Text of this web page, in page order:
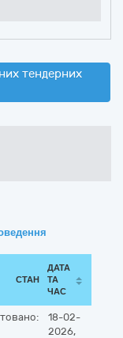
тендерних
СТАН
ДАТА
ТА
ЧАС
18-02-
2026,